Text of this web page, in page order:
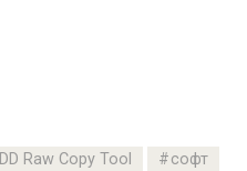
Raw Copy Tool софт